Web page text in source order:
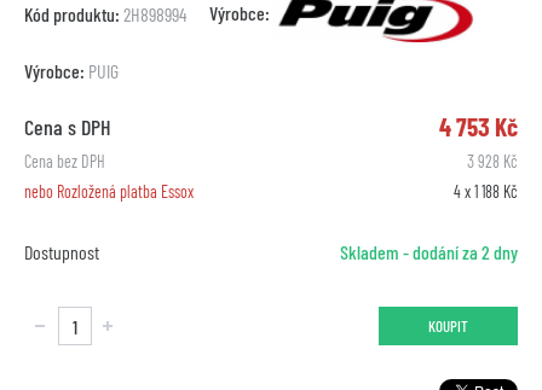
Kód produktu: 2H898994 Výrobce:
Výrobce: PUIG
Cena s DPH 4 753 Kč
Cena bez DPH
3 928 Kč
nebo Rozložená platba Essox
4 x 1 188 Kč
Dostupnost Skladem - dodání za 2 dny
KOUPIT